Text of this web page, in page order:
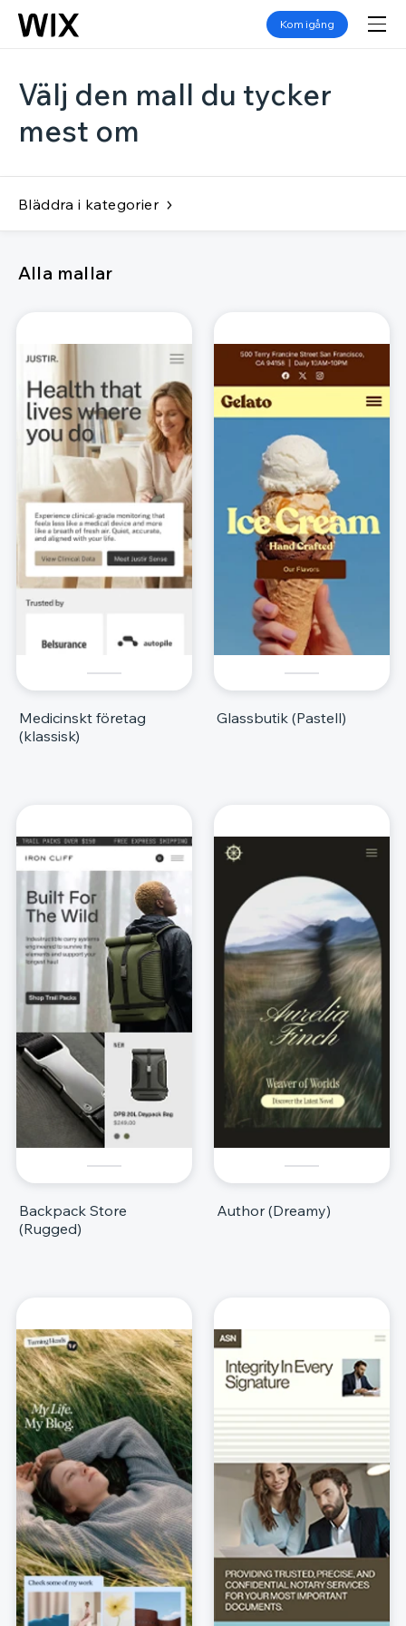
Kom igång
Välj den mall du tycker
mest om
Bläddra i kategorier
Alla mallar
Medicinskt företag
(klassisk)
Glassbutik (Pastell)
Backpack Store
(Rugged)
Author (Dreamy)